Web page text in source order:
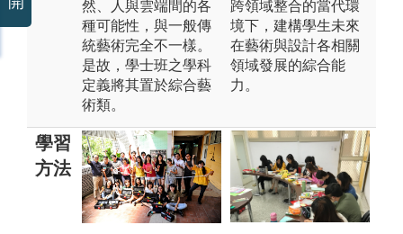
然、人與雲端間的各
種可能性，與一般傳
統藝術完全不一樣。
是故，學士班之學科
定義將其置於綜合藝
術類。
跨領域整合的當代環
境下，建構學生未來
在藝術與設計各相關
領域發展的綜合能
力。
學習
方法
創意
科技藝術，當
代藝術的 newt